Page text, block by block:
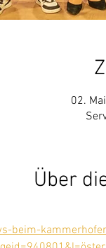
02.
Über
beim-